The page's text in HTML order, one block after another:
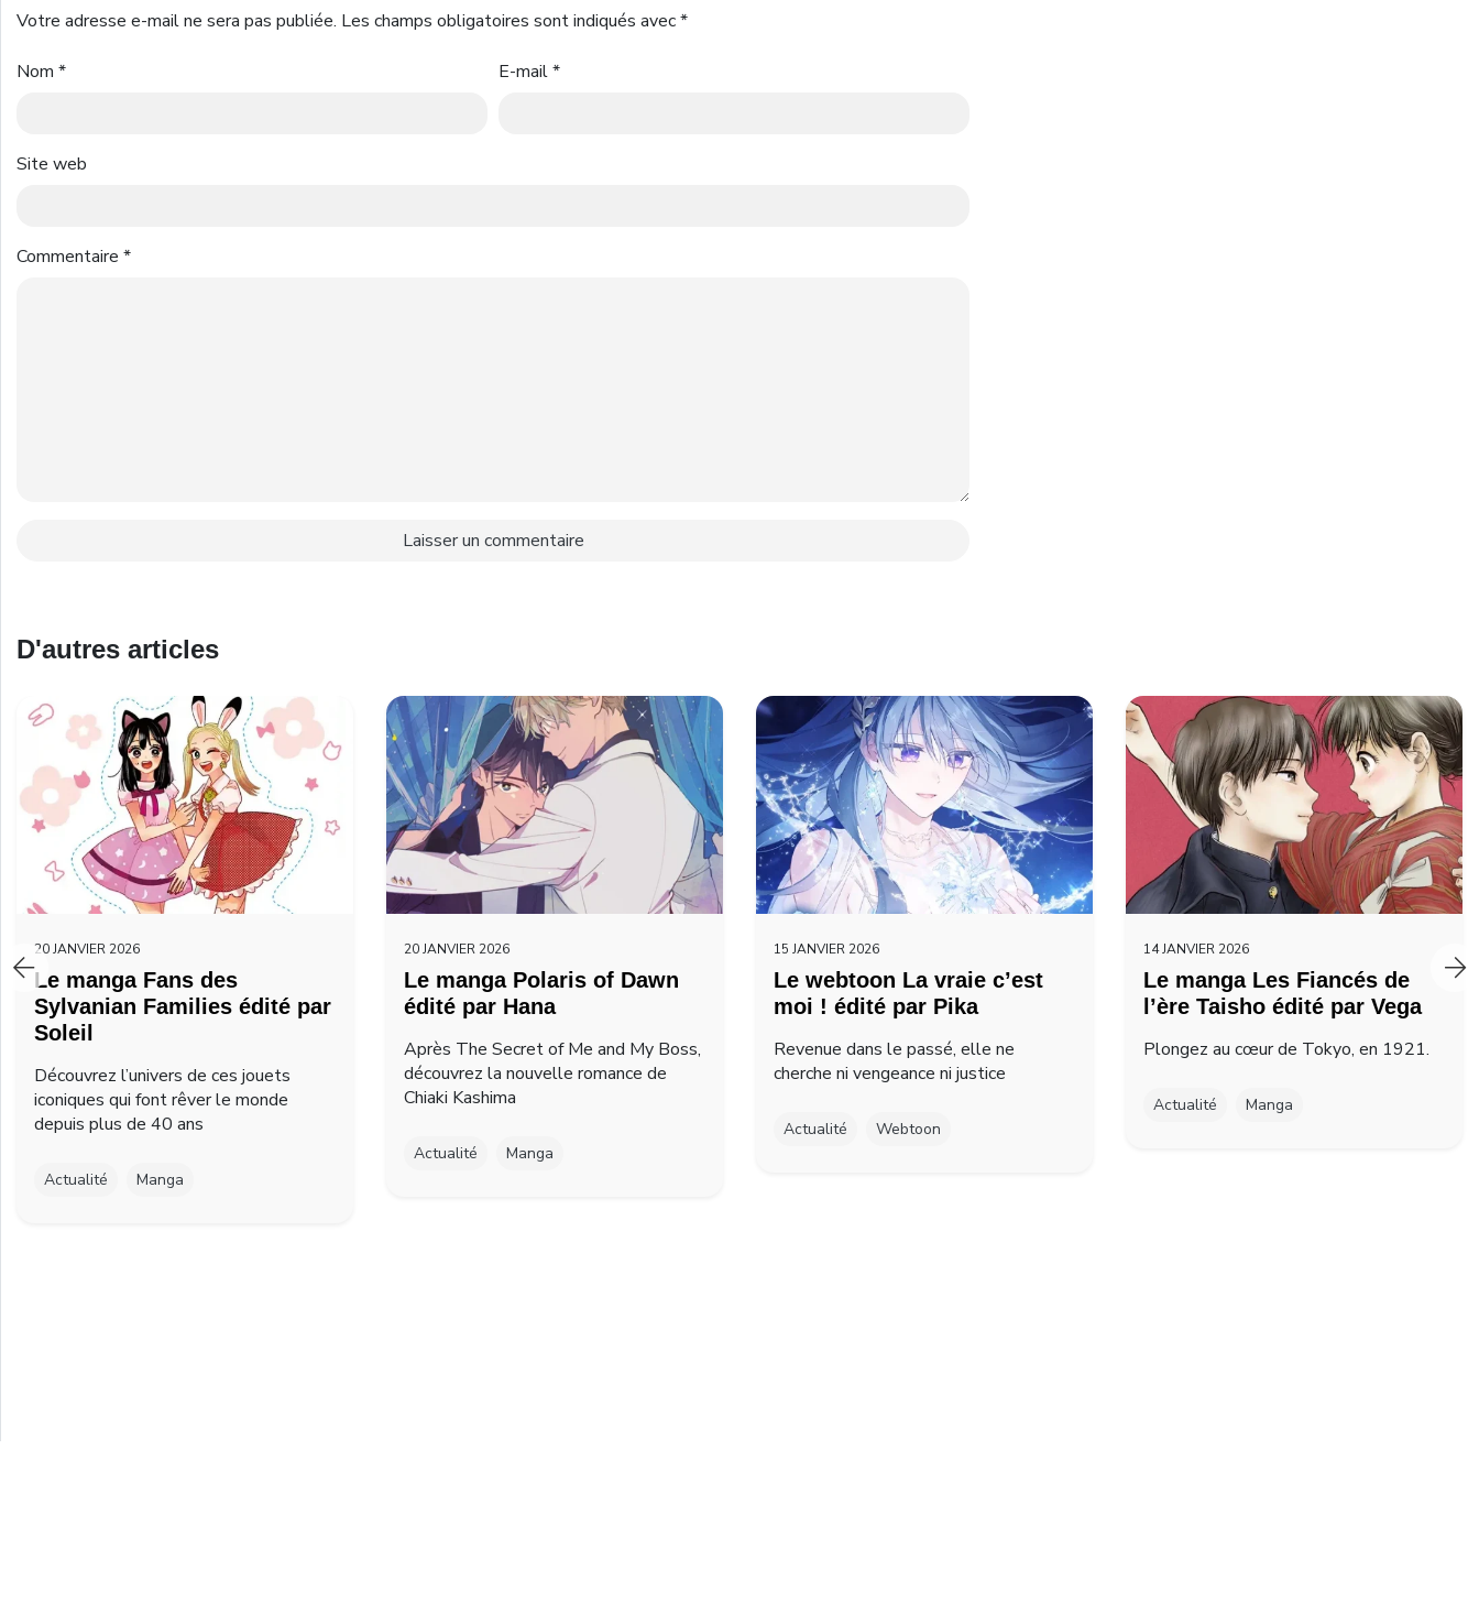
Votre adresse e-mail ne sera pas publiée. Les champs obligatoires sont indiqués avec*
Nom * E-mail*
Site web
Commentaire *
D'autres articles
20 JANVIER 2026
Le manga Fans des
Sylvanian Families édité par
Soleil
Découvrez l’univers de ces jouets
iconiques qui font rêver le monde
depuis plus de 40 ans
Actualité Manga
20 JANVIER 2026
Le manga Polaris of Dawn
édité par Hana
Après The Secret of Me and My Boss,
découvrez la nouvelle romance de
Chiaki Kashima
Actualité Manga
15 JANVIER 2026
Le webtoon La vraie c’est
moi ! édité par Pika
Revenue dans le passé, elle ne
cherche ni vengeance ni justice
Actualité Webtoon
14 JANVIER 2026
Le manga Les Fiancés de
l’ère Taisho édité par Vega
Plongez au cœur de Tokyo, en 1921.
Actualité Manga